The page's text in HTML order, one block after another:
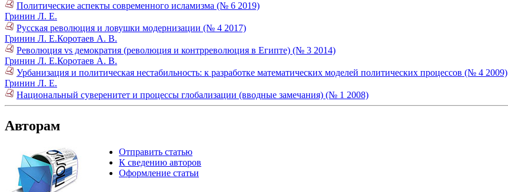
Политические аспекты современного исламизма (№ 6 2019)
Гринин Л. Е.
Русская революция и ловушки модернизации (№ 4 2017)
Гринин Л. Е.Коротаев А. В.
Революция vs демократия (революция и контрреволюция в Египте) (№ 3 2014)
Гринин Л. Е.Коротаев А. В.
Урбанизация и политическая нестабильность: к разработке математических моделей политических процессов (№ 4 2009)
Гринин Л. Е.
Национальный суверенитет и процессы глобализации (вводные замечания) (№ 1 2008)
Авторам
Отправить статью
К сведению авторов
Оформление статьи